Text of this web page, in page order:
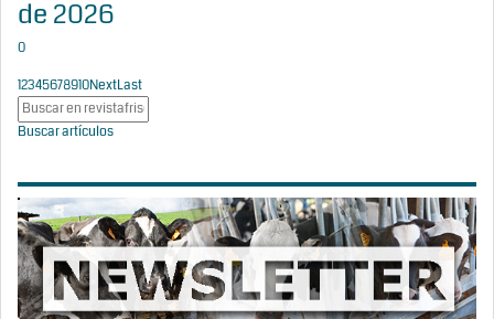
de 2026
0
12345678910NextLast
Buscar artículos